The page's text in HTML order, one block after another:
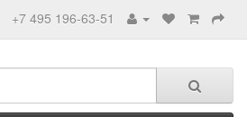
+7 495 196-63-51